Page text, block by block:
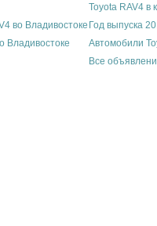
Toyota RAV4 в
во Владивостоке Год выпуска
Владивостоке
Автомобили
Все